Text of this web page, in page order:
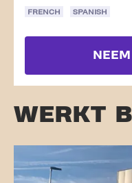
FRENCH SPANISH
WERKT